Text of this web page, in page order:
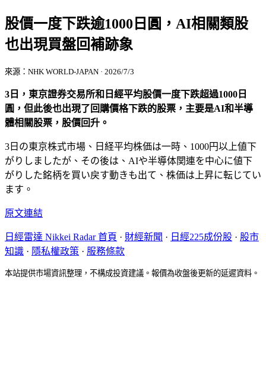
股價一度下跌逾1000日圓，AI相關類股
也出現買盤回補跡象
來源：NHK WORLD-JAPAN · 2026/7/3
3日，東京證券交易所和日經平均股價一度下跌超過1000日
圓，但此後也出現了回購價格下跌的股票，主要是AI和半導
體相關股票，股價回升。
3日の東京株式市場、日経平均株価は一時、1000円以上値下
がりしましたが、その後は、AIや半導体関連を中心に値下
がりした銘柄を買い戻す動きも出て、株価は上昇に転じてい
ます。
原文連結
日經雷達 Nikkei Radar 首頁 · 財經新聞 · 日經225成份股 · 股市
知識 · 隱私權政策 · 服務條款
本站提供市場資訊整理，不構成投資建議。報價為收盤後更新的延遲資料。